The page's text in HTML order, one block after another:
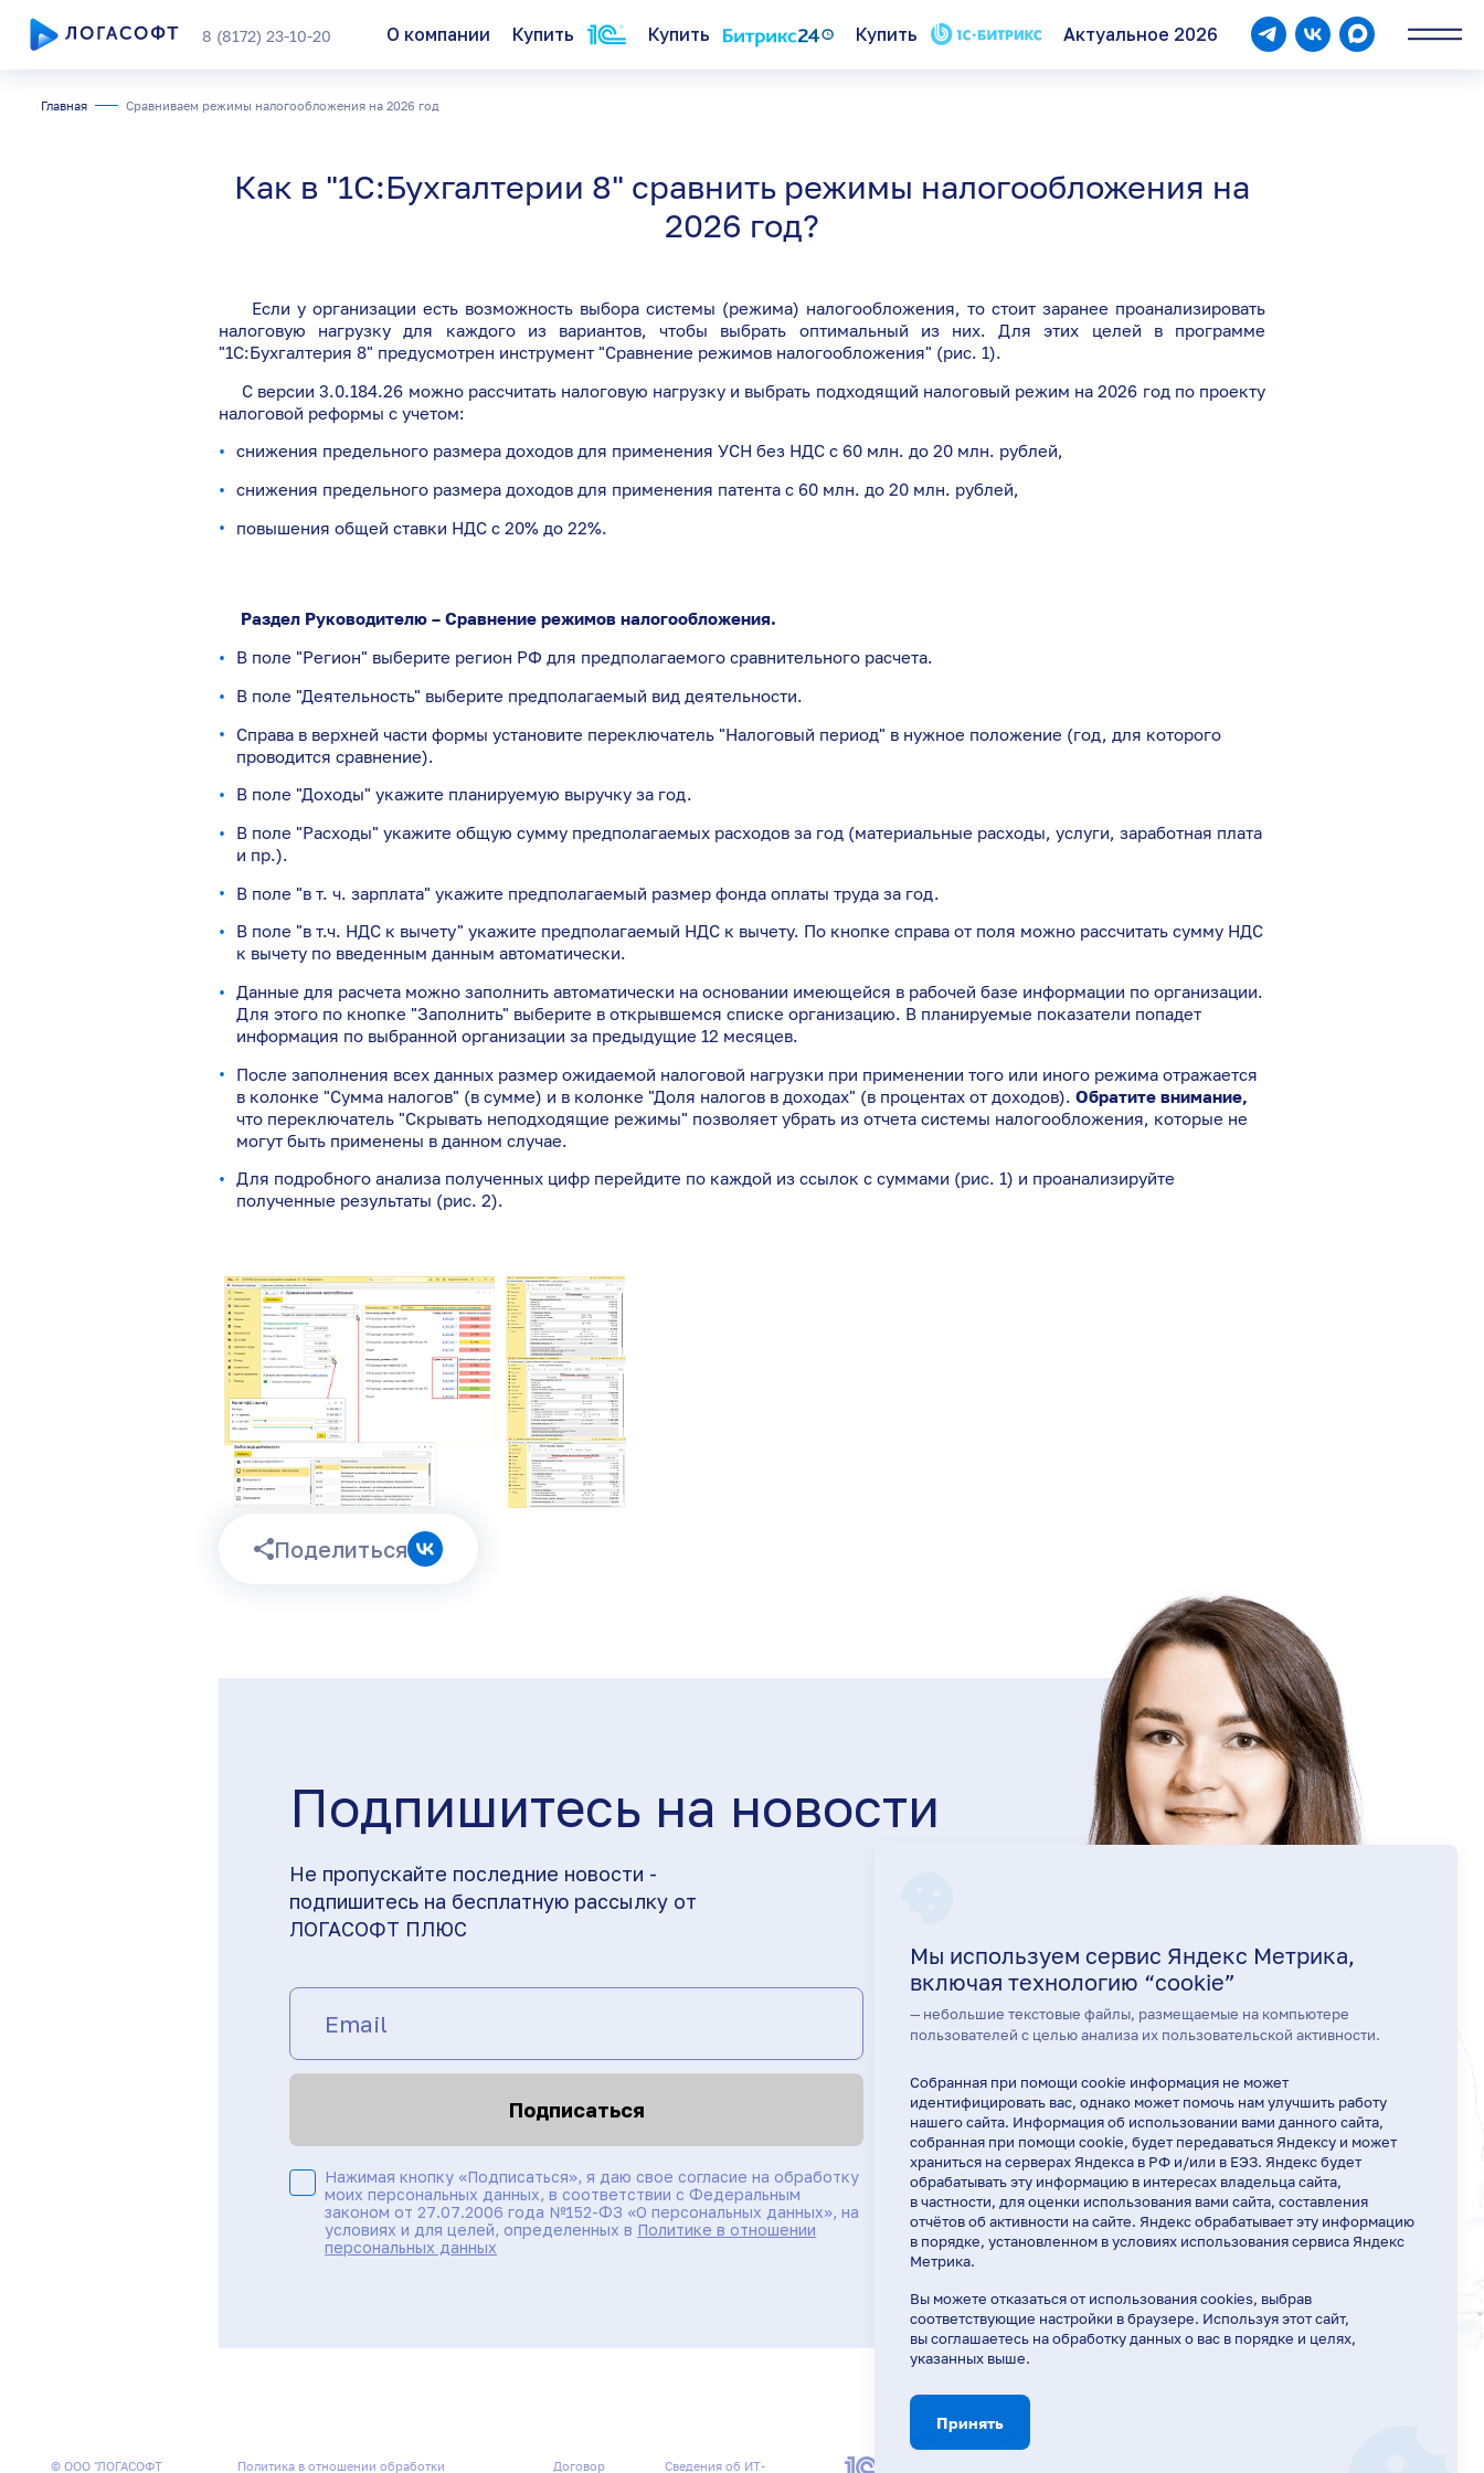
8 (8172) 23-10-20 О компании Купить Купить Купить Актуальное 2026
Главная Сравниваем режимы налогообложения на 2026 год
Как в "1С:Бухгалтерии 8" сравнить режимы налогообложения на
2026 год?
Если у организации есть возможность выбора системы (режима) налогообложения, то стоит заранее проанализировать
налоговую нагрузку для каждого из вариантов, чтобы выбрать оптимальный из них. Для этих целей в программе
"1С:Бухгалтерия 8" предусмотрен инструмент "Сравнение режимов налогообложения" (рис. 1).
С версии 3.0.184.26 можно рассчитать налоговую нагрузку и выбрать подходящий налоговый режим на 2026 год по проекту
налоговой реформы с учетом:
снижения предельного размера доходов для применения УСН без НДС с 60 млн. до 20 млн. рублей,
снижения предельного размера доходов для применения патента с 60 млн. до 20 млн. рублей,
повышения общей ставки НДС с 20% до 22%.
Раздел Руководителю – Сравнение режимов налогообложения.
В поле "Регион" выберите регион РФ для предполагаемого сравнительного расчета.
В поле "Деятельность" выберите предполагаемый вид деятельности.
Справа в верхней части формы установите переключатель "Налоговый период" в нужное положение (год, для которого
проводится сравнение).
В поле "Доходы" укажите планируемую выручку за год.
В поле "Расходы" укажите общую сумму предполагаемых расходов за год (материальные расходы, услуги, заработная плата
и пр.).
В поле "в т. ч. зарплата" укажите предполагаемый размер фонда оплаты труда за год.
В поле "в т.ч. НДС к вычету" укажите предполагаемый НДС к вычету. По кнопке справа от поля можно рассчитать сумму НДС
к вычету по введенным данным автоматически.
Данные для расчета можно заполнить автоматически на основании имеющейся в рабочей базе информации по организации.
Для этого по кнопке "Заполнить" выберите в открывшемся списке организацию. В планируемые показатели попадет
информация по выбранной организации за предыдущие 12 месяцев.
После заполнения всех данных размер ожидаемой налоговой нагрузки при применении того или иного режима отражается
в колонке "Сумма налогов" (в сумме) и в колонке "Доля налогов в доходах" (в процентах от доходов).Обратите внимание,
что переключатель "Скрывать неподходящие режимы" позволяет убрать из отчета системы налогообложения, которые не
могут быть применены в данном случае.
Для подробного анализа полученных цифр перейдите по каждой из ссылок с суммами (рис. 1) и проанализируйте
полученные результаты (рис. 2).
Поделиться
Подпишитесь на новости
Не пропускайте последние новости -
подпишитесь на бесплатную рассылку от
ЛОГАСОФТ ПЛЮС
Подписаться
Нажимая кнопку «Подписаться», я даю свое согласие на обработку
моих персональных данных, в соответствии с Федеральным
законом от 27.07.2006 года №152-ФЗ «О персональных данных», на
условиях и для целей, определенных в Политике в отношении
персональных данных
Мы используем сервис Яндекс Метрика,
включая технологию “cookie”
— небольшие текстовые файлы, размещаемые на компьютере
пользователей с целью анализа их пользовательской активности.
Собранная при помощи cookie информация не может
идентифицировать вас, однако может помочь нам улучшить работу
нашего сайта. Информация об использовании вами данного сайта,
собранная при помощи cookie, будет передаваться Яндексу и может
храниться на серверах Яндекса в РФ и/или в ЕЭЗ. Яндекс будет
обрабатывать эту информацию в интересах владельца сайта,
в частности, для оценки использования вами сайта, составления
отчётов об активности на сайте. Яндекс обрабатывает эту информацию
в порядке, установленном в условиях использования сервиса Яндекс
Метрика.
Вы можете отказаться от использования cookies, выбрав
соответствующие настройки в браузере. Используя этот сайт,
вы соглашаетесь на обработку данных о вас в порядке и целях,
указанных выше.
Принять
© ООО "ЛОГАСОФТ
Политика в отношении обработки
Договор
Сведения об ИТ-
Внедрение решений
Вакансии
Документы
8 (8172) 23-10-20